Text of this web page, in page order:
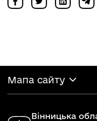
Мапа сайту
Вінницька